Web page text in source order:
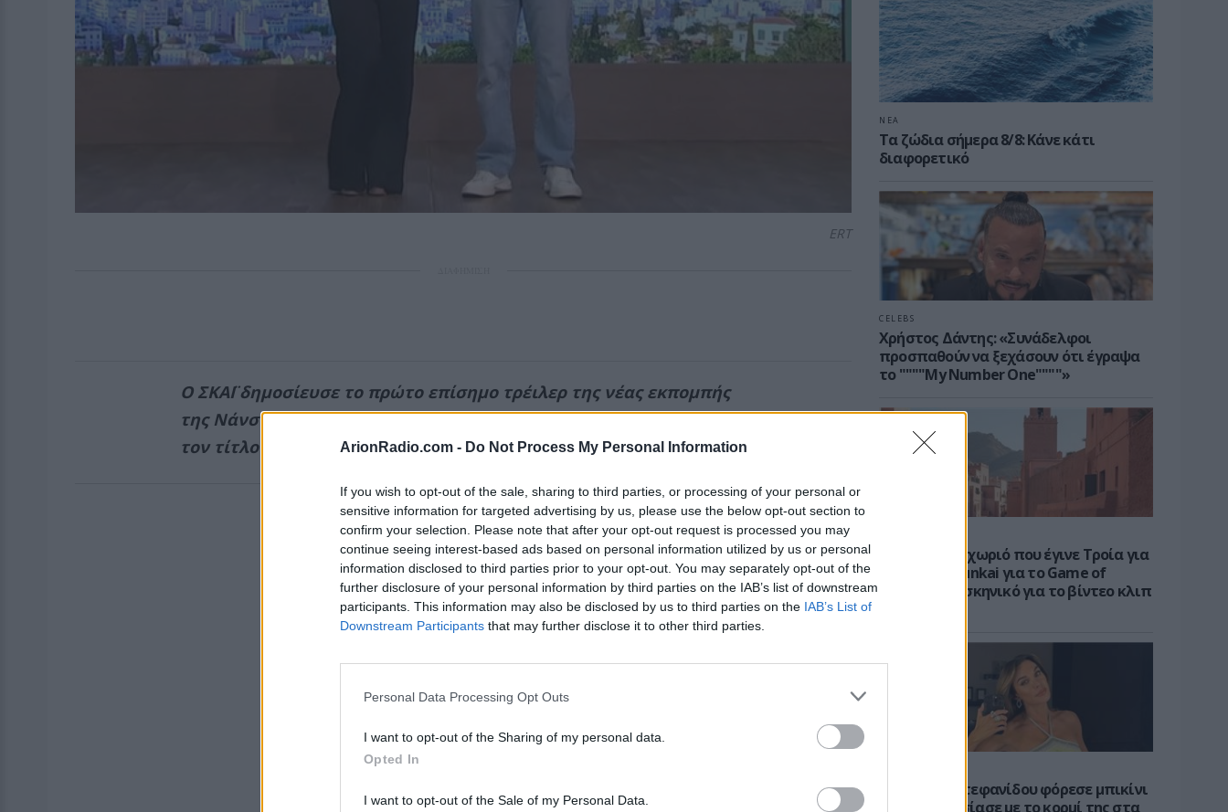
ArionRadio.com - Do Not Process My Personal Information
If you wish to opt-out of the sale, sharing to third parties, or processing of your personal or
sensitive information for targeted advertising by us, please use the below opt-out section to
confirm your selection. Please note that after your opt-out request is processed you may
continue seeing interest-based ads based on personal information utilized by us or personal
information disclosed to third parties prior to your opt-out. You may separately opt-out of the
further disclosure of your personal information by third parties on the IAB’s list of downstream
participants. This information may also be disclosed by us to third parties on the IAB’s List of
Downstream Participants that may further disclose it to other third parties.
Personal Data Processing Opt Outs
I want to opt-out of the Sharing of my personal data.
Opted In
I want to opt-out of the Sale of my Personal Data.
ERT
Ο ΣΚΑΪ δημοσίευσε το πρώτο επίσημο τρέιλερ της νέας εκπομπής
της Νάνσυ Ζαμπέτογλου και του Θανάση Αναγνωστόπουλου, με
τον τίτλο της να αποκαλυφθεί στο επόμενο τρέιλερ.
ΝΕΑ
Τα ζώδια σήμερα 8/8: Κάνε κάτι
διαφορετικό
CELEBS
Χρήστος Δάντης: «Συνάδελφοι
προσπαθούν να ξεχάσουν ότι έγραψα
το """"My Number One""""»
Το μαροκινό χωριό που έγινε Τροία για
τον Nolan, Yunkai για το Game of
Thrones και σκηνικό για το βίντεο κλιπ
Η Τατιάνα Στεφανίδου φόρεσε μπικίνι
και εντυπωσίασε με το κορμί της στα